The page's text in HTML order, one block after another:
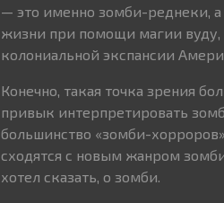
— это именно зомби-реднеки,
жизни при помощи магии вуду,
колониальной экспансии
Конечно, такая точка зрения
привык интерпретировать
большинство «зомби-
сходятся с новым жанром
хотел сказать, о зомби.